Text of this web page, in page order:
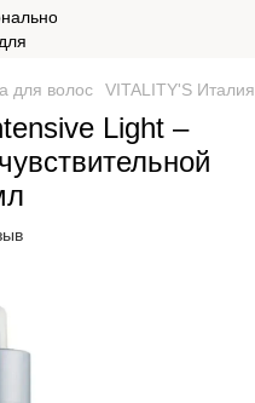
для волос VITALITY'S Италия
Light –